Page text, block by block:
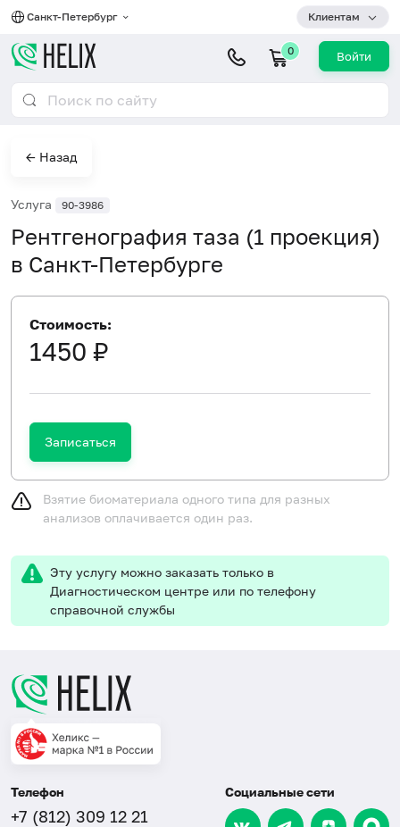
Санкт-Петербург Клиентам
0 Войти
← Назад
Услуга 90-3986
Рентгенография таза (1 проекция)
в Санкт-Петербурге
Стоимость:
1450 ₽
Записаться
Взятие биоматериала одного типа для разных
анализов оплачивается один раз.
Эту услугу можно заказать только в
Диагностическом центре или по телефону
справочной службы
Телефон
+7 (812) 309 12 21
Социальные сети